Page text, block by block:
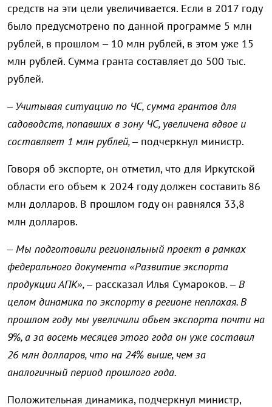
средств на эти цели увеличивается. Если в 2017 году
было предусмотрено по данной программе 5 млн
рублей, в прошлом – 10 млн рублей, в этом уже 15
млн рублей. Сумма гранта составляет до 500 тыс.
рублей.
– Учитывая ситуацию по ЧС, сумма грантов для
садоводств, попавших в зону ЧС, увеличена вдвое и
составляет 1 млн рублей, –подчеркнул министр.
Говоря об экспорте, он отметил, что для Иркутской
области его объем к 2024 году должен составить 86
млн долларов. В прошлом году он равнялся 33,8
млн долларов.
– Мы подготовили региональный проект в рамках
федерального документа «Развитие экспорта
продукции АПК», –рассказал Илья Сумароков. –В
целом динамика по экспорту в регионе неплохая. В
прошлом году мы увеличили объем экспорта почти на
9%, а за восемь месяцев этого года он уже составил
26 млн долларов, что на 24% выше, чем за
аналогичный период прошлого года.
Положительная динамика, подчеркнул министр,